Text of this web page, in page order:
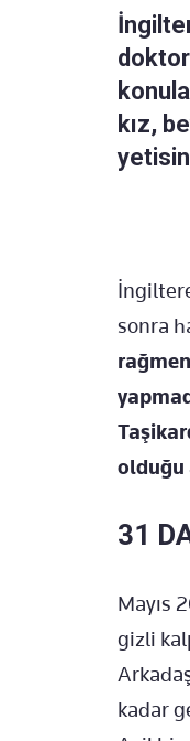
kız,
sonra
olduğu
31
Mayıs
gizli
kadar